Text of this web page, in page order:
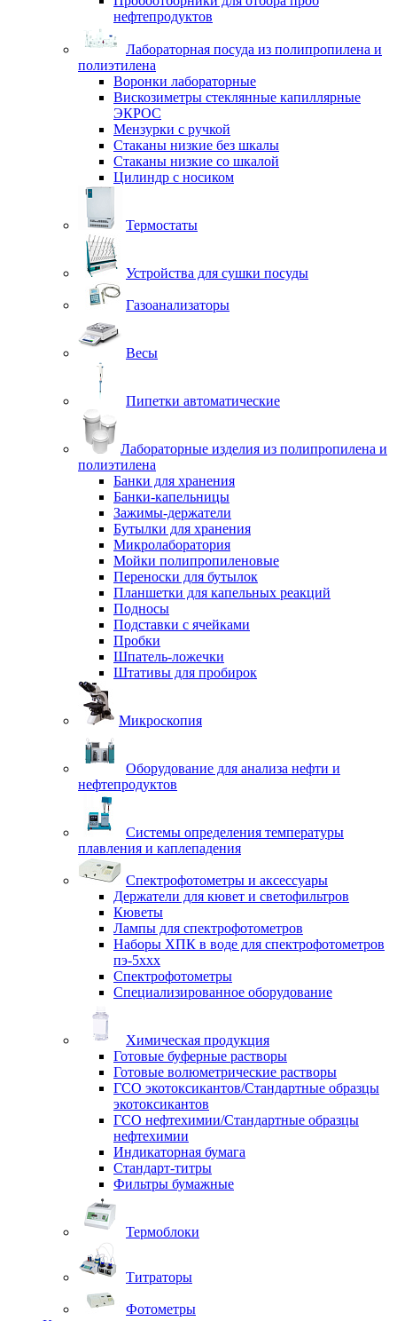
нефтепродуктов
Лабораторная посуда из полипропилена и
полиэтилена
Воронки лабораторные
Вискозиметры стеклянные капиллярные
ЭКРОС
Мензурки с ручкой
Стаканы низкие без шкалы
Стаканы низкие со шкалой
Цилиндр с носиком
Термостаты
Устройства для сушки посуды
Газоанализаторы
Весы
Пипетки автоматические
Лабораторные изделия из полипропилена и
полиэтилена
Банки для хранения
Банки-капельницы
Зажимы-держатели
Бутылки для хранения
Микролаборатория
Мойки полипропиленовые
Переноски для бутылок
Планшетки для капельных реакций
Подносы
Подставки с ячейками
Пробки
Шпатель-ложечки
Штативы для пробирок
Микроскопия
Оборудование для анализа нефти и
нефтепродуктов
Системы определения температуры
плавления и каплепадения
Спектрофотометры и аксессуары
Держатели для кювет и светофильтров
Кюветы
Лампы для спектрофотометров
Наборы ХПК в воде для спектрофотометров
пэ-5ххх
Спектрофотометры
Специализированное оборудование
Химическая продукция
Готовые буферные растворы
Готовые волюметрические растворы
ГСО экотоксикантов/Стандартные образцы
экотоксикантов
ГСО нефтехимии/Стандартные образцы
нефтехимии
Индикаторная бумага
Стандарт-титры
Фильтры бумажные
Термоблоки
Титраторы
Фотометры